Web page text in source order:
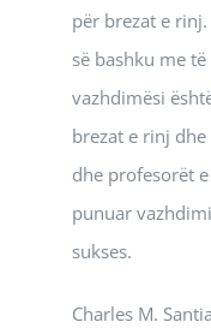
për brezat e
së bashku me
vazhdimësi
brezat e rinj
dhe profesorët
punuar
sukses.
Charles M.